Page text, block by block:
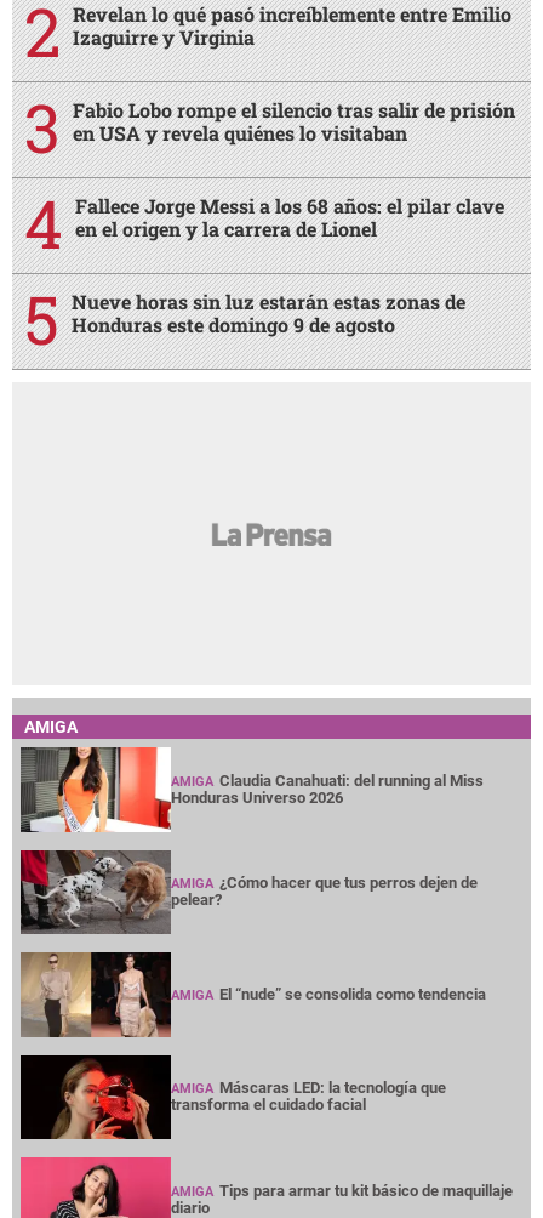
Revelan lo qué pasó increíblemente entre Emilio
Izaguirre y Virginia
Fabio Lobo rompe el silencio tras salir de prisión
en USA y revela quiénes lo visitaban
Fallece Jorge Messi a los 68 años: el pilar clave
en el origen y la carrera de Lionel
Nueve horas sin luz estarán estas zonas de
Honduras este domingo 9 de agosto
AMIGA
AMIGA Claudia Canahuati: del running al Miss
Honduras Universo 2026
AMIGA ¿Cómo hacer que tus perros dejen de
pelear?
AMIGA El “nude” se consolida como tendencia
AMIGA Máscaras LED: la tecnología que
transforma el cuidado facial
AMIGA Tips para armar tu kit básico de maquillaje
diario